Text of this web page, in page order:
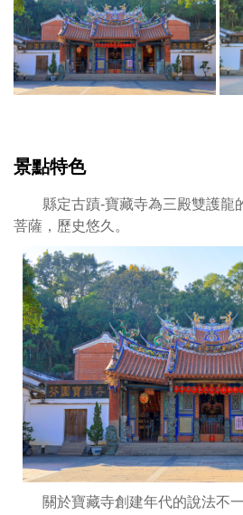
於
寶
藏
寺
創
代
法
一：
據
傳
寶
藏
寺
原
是
奉
祀
觀
景點特色
縣定古蹟-寶藏寺為三殿雙護龍
菩薩，歷史悠久。
關於寶藏寺創建年代的說法不一